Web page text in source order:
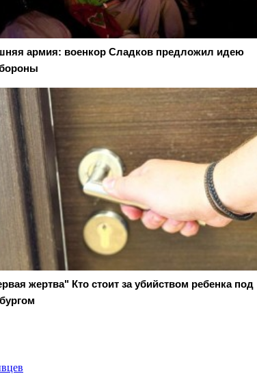
армия: военкор Сладков предложил идею
жертва" Кто стоит за убийством ребенка под